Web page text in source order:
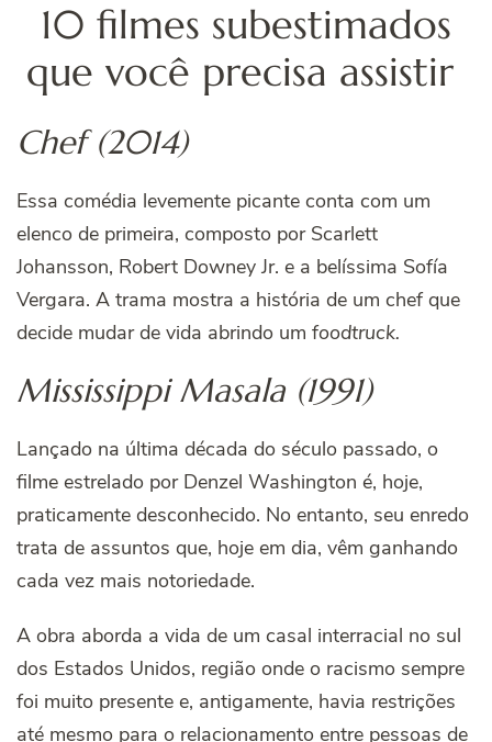
10 filmes subestimados
que você precisa assistir
Chef (2014)
Essa comédia levemente picante conta com um
elenco de primeira, composto por Scarlett
Johansson, Robert Downey Jr. e a belíssima Sofía
Vergara. A trama mostra a história de um chef que
decide mudar de vida abrindo um foodtruck.
Mississippi Masala (1991)
Lançado na última década do século passado, o
filme estrelado por Denzel Washington é, hoje,
praticamente desconhecido. No entanto, seu enredo
trata de assuntos que, hoje em dia, vêm ganhando
cada vez mais notoriedade.
A obra aborda a vida de um casal interracial no sul
dos Estados Unidos, região onde o racismo sempre
foi muito presente e, antigamente, havia restrições
até mesmo para o relacionamento entre pessoas de